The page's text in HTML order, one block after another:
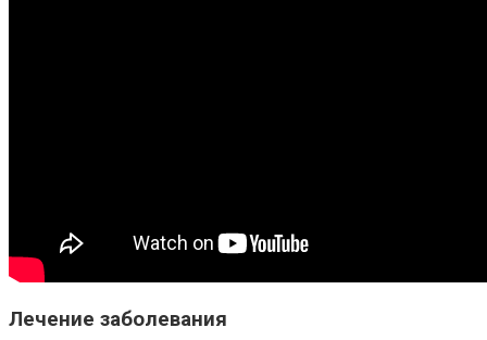
Лечение заболевания